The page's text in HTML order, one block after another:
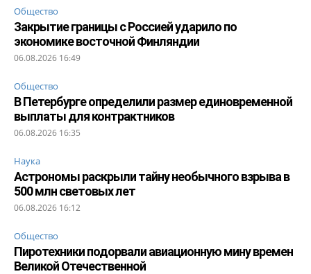
Общество
Закрытие границы с Россией ударило по
экономике восточной Финляндии
06.08.2026 16:49
Общество
В Петербурге определили размер единовременной
выплаты для контрактников
06.08.2026 16:35
Наука
Астрономы раскрыли тайну необычного взрыва в
500 млн световых лет
06.08.2026 16:12
Общество
Пиротехники подорвали авиационную мину времен
Великой Отечественной